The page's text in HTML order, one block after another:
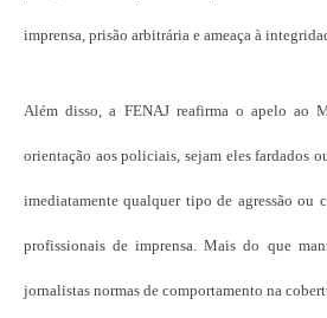
imprensa, prisão arbitrária e ameaça à
Além disso, a FENAJ reafirma o apelo ao
orientação aos policiais, sejam eles fardados
imediatamente qualquer tipo de agressão ou
profissionais de imprensa. Mais do que
jornalistas normas de comportamento na